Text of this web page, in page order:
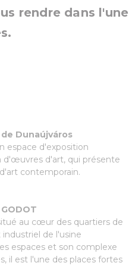
rendre dans l'une
Dunaújváros
espace d'exposition
d'œuvres d'art, qui présente
contemporain.
au cœur des quartiers de
de l'usine
espaces et son complexe
il est l'une des places fortes